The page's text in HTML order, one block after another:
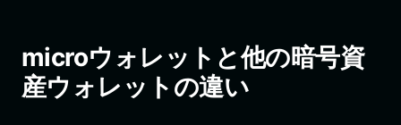
microウォレットと他の暗号資
産ウォレットの違い